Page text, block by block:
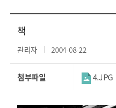
책
관리자 2004-08-22
첨부파일 4.JPG